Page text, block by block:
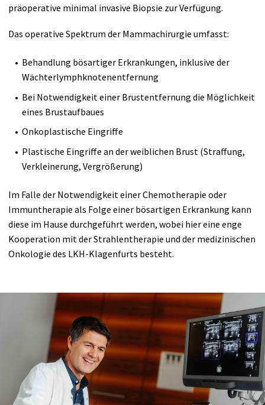
präoperative minimal invasive Biopsie zur Verfügung.
Das operative Spektrum der Mammachirurgie umfasst:
Behandlung bösartiger Erkrankungen, inklusive der
Wächterlymphknotenentfernung
Bei Notwendigkeit einer Brustentfernung die Möglichkeit
eines Brustaufbaues
Onkoplastische Eingriffe
Plastische Eingriffe an der weiblichen Brust (Straffung,
Verkleinerung, Vergrößerung)
Im Falle der Notwendigkeit einer Chemotherapie oder
Immuntherapie als Folge einer bösartigen Erkrankung kann
diese im Hause durchgeführt werden, wobei hier eine enge
Kooperation mit der Strahlentherapie und der medizinischen
Onkologie des LKH-Klagenfurts besteht.